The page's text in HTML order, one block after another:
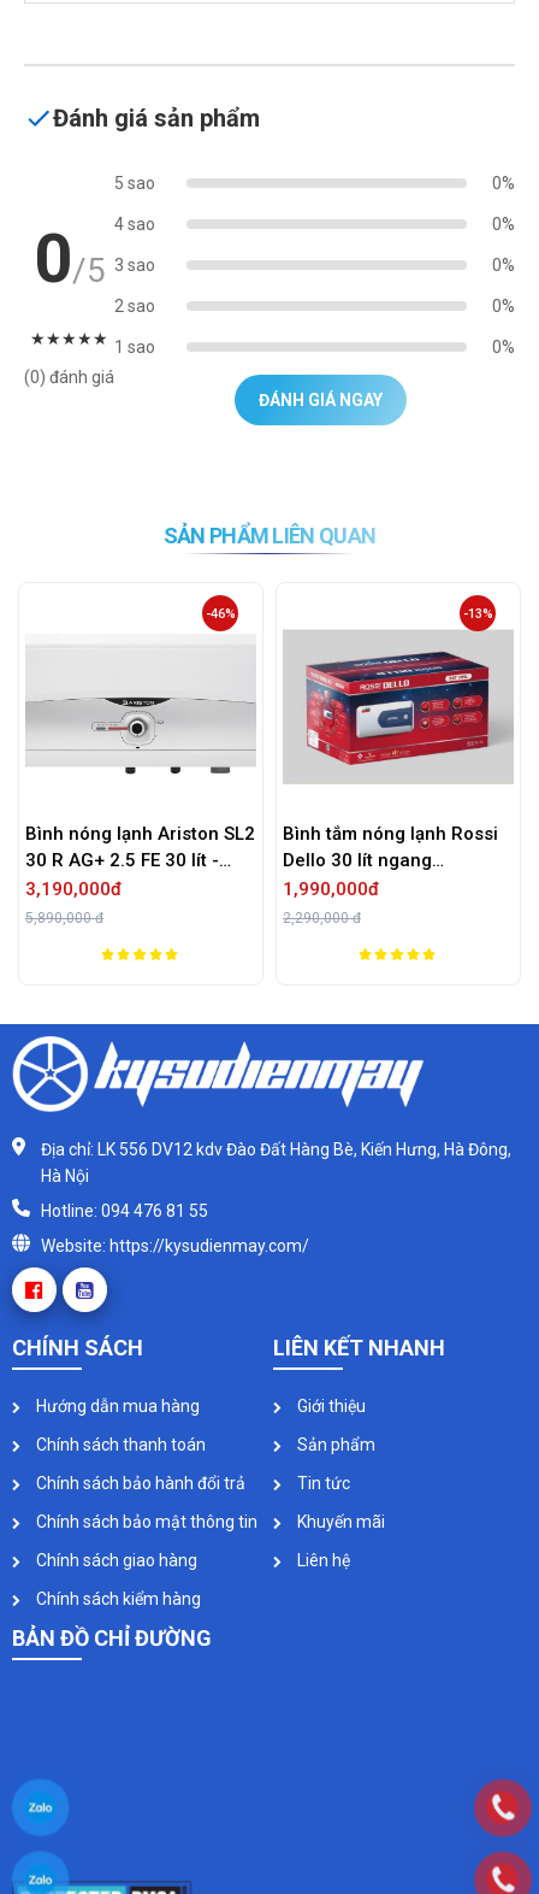
Đánh giá sản phẩm
0/5
★★★★★
(0) đánh giá
5 sao 0%
4 sao 0%
3 sao 0%
2 sao 0%
1 sao 0%
ĐÁNH GIÁ NGAY
SẢN PHẨM LIÊN QUAN
Bình nóng lạnh Ariston SL2
30 R AG+ 2.5 FE 30 lít -
Chính hãng
3,190,000đ
5,890,000 đ
-46%
Bình tắm nóng lạnh Rossi
Dello 30 lít ngang
RDO30SL
1,990,000đ
2,290,000 đ
-13%
Địa chỉ: LK 556 DV12 kdv Đào Đất Hàng Bè, Kiến Hưng, Hà Đông,
Hà Nội
Hotline: 094 476 81 55
Website: https://kysudienmay.com/
CHÍNH SÁCH
Hướng dẫn mua hàng
Chính sách thanh toán
Chính sách bảo hành đổi trả
Chính sách bảo mật thông tin
Chính sách giao hàng
Chính sách kiểm hàng
LIÊN KẾT NHANH
Giới thiệu
Sản phẩm
Tin tức
Khuyến mãi
Liên hệ
BẢN ĐỒ CHỈ ĐƯỜNG